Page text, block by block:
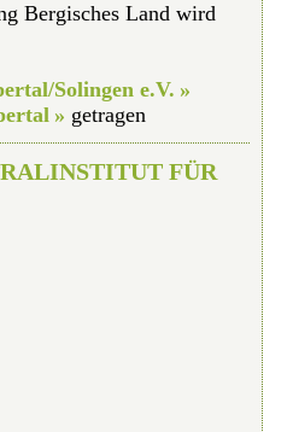
Bergisches Land wird
Solingen e.V.
getragen
FÜR